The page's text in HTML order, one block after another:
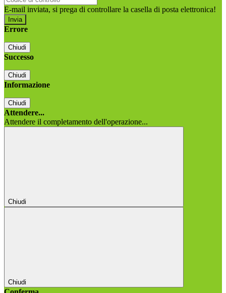
E-mail inviata, si prega di controllare la casella di posta elettronica!
Errore
Chiudi
Successo
Chiudi
Informazione
Chiudi
Attendere...
Attendere il completamento dell'operazione...
Chiudi
Chiudi